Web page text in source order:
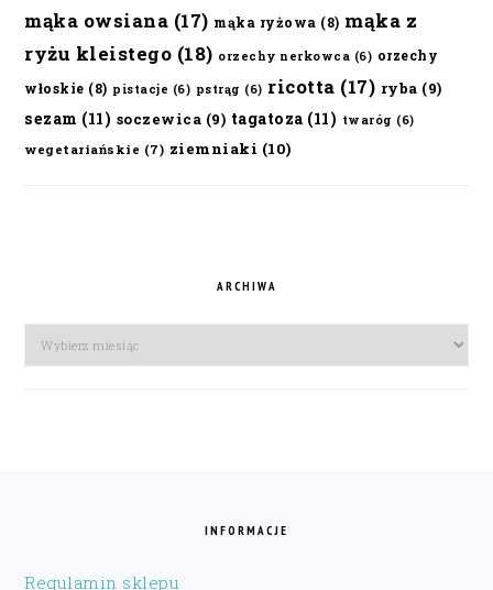
mąka owsiana (17) mąka ryżowa (8) mąka z
ryżu kleistego (18) orzechy nerkowca (6) orzechy
włoskie (8) pistacje (6) pstrąg (6) ricotta (17) ryba (9)
sezam (11) soczewica (9) tagatoza (11) twaróg (6)
wegetariańskie (7) ziemniaki (10)
ARCHIWA
Archiwa
INFORMACJE
Regulamin sklepu